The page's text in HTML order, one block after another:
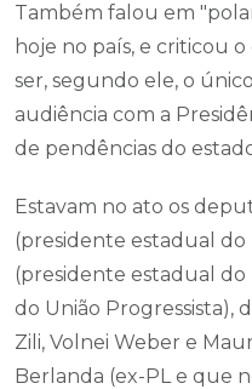
Também falou em
hoje no país, e criticou
ser, segundo ele, o
audiência com a
de pendências do
Estavam no ato os
(presidente estadual do
(presidente estadual do
do União Progressista),
Zili, Volnei Weber e
Berlanda (ex-PL e que